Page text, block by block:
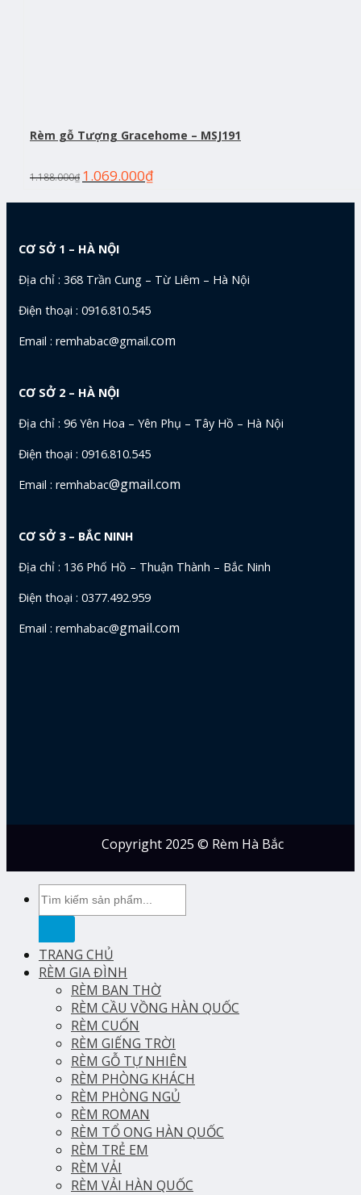
Rèm gỗ Tượng Gracehome – MSJ191
1.188.000₫ 1.069.000₫
CƠ SỞ 1 – HÀ NỘI
Địa chỉ : 368 Trần Cung – Từ Liêm – Hà Nội
Điện thoại : 0916.810.545
Email : remhabac@gmail.com
CƠ SỞ 2 – HÀ NỘI
Địa chỉ : 96 Yên Hoa – Yên Phụ – Tây Hồ – Hà Nội
Điện thoại : 0916.810.545
Email : remhabac@gmail.com
CƠ SỞ 3 – BẮC NINH
Địa chỉ : 136 Phố Hồ – Thuận Thành – Bắc Ninh
Điện thoại : 0377.492.959
Email : remhabac@gmail.com
Copyright 2025 © Rèm Hà Bắc
Tìm
TRANG CHỦ
RÈM GIA ĐÌNH
RÈM BAN THỜ
RÈM CẦU VỒNG HÀN QUỐC
RÈM CUỐN
RÈM GIẾNG TRỜI
RÈM GỖ TỰ NHIÊN
RÈM PHÒNG KHÁCH
RÈM PHÒNG NGỦ
RÈM ROMAN
RÈM TỔ ONG HÀN QUỐC
RÈM TRẺ EM
RÈM VẢI
RÈM VẢI HÀN QUỐC